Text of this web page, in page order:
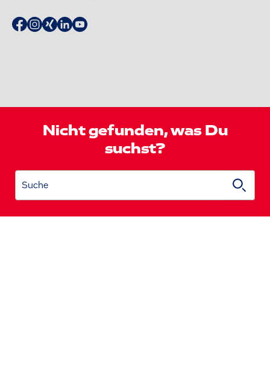
Nicht gefunden, was Du
suchst?
Suche